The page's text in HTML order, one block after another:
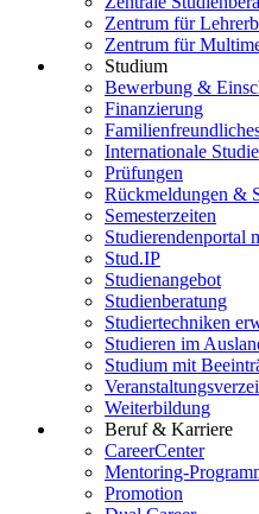
Zentrum für
Zentrum für
Studium
Bewerbung &
Finanzierung
Internationale
Prüfungen
Rückmeldungen &
Semesterzeiten
Studierendenportal
Stud.IP
Studienangebot
Studienberatung
Studiertechniken
Studieren im
Studium mit
Weiterbildung
Beruf & Karriere
CareerCenter
Mentoring-
Promotion